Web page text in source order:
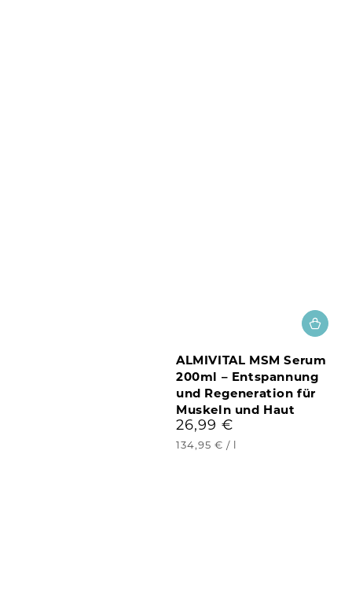
ALMIVITAL MSM Serum
200ml – Entspannung
und Regeneration für
Muskeln und Haut
Regulärer
Preis
26,99 €
Stückpreis
134,95 € /